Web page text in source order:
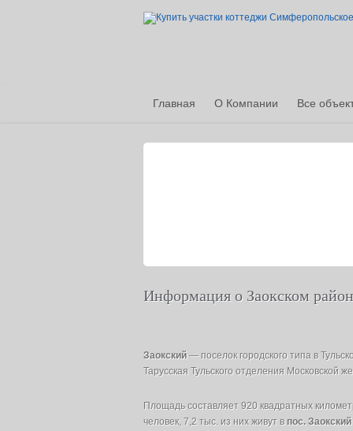
Главная О Компании Все
Информация о Заокском
Заокский— поселок городского типа в
Тарусская Тульского отделения Московской
Площадь составляет 920 квадратных
человек, 7,2 тыс. из них живут в пос. Заокский